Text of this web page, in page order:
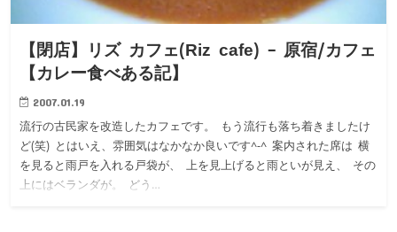
【閉店】リズ カフェ(Riz cafe) – 原宿/カフェ
【カレー食べある記】
2007.01.19
流行の古民家を改造したカフェです。 もう流行も落ち着きましたけ
ど(笑) とはいえ、雰囲気はなかなか良いです^-^ 案内された席は 横
を見ると雨戸を入れる戸袋が、 上を見上げると雨といが見え、 その
上にはベランダが。 どう…